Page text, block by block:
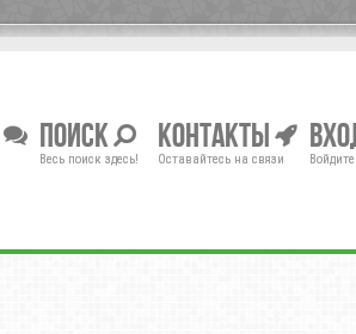
Поиск
Весь поиск здесь!
Контакты
Оставайтесь на связи